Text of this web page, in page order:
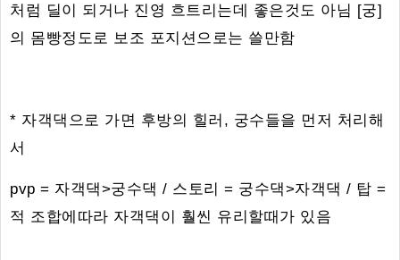
처럼 딜이 되거나 진영 흐트리는데 좋은것도 아님 [궁]
의 몸빵정도로 보조 포지션으로는 쓸만함
* 자객댁으로 가면 후방의 힐러, 궁수들을 먼저 처리해
서
pvp = 자객댁>궁수댁 / 스토리 = 궁수댁>자객댁 / 탑 =
적 조합에따라 자객댁이 훨씬 유리할때가 있음